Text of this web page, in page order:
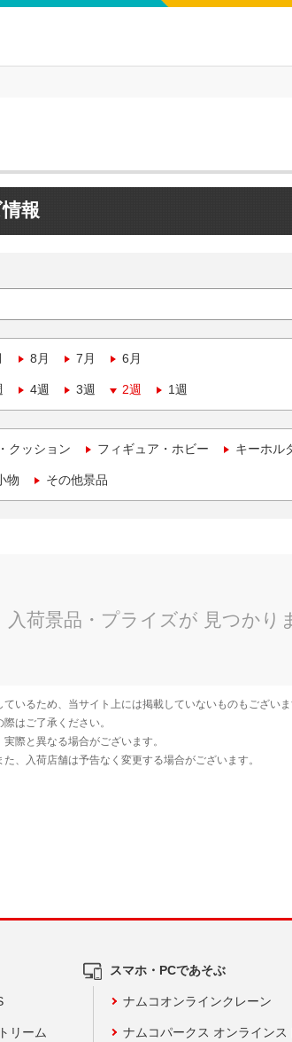
報
8月 7月 6月
4週 3週 2週 1週
クッション フィギュア・ホビー キーホル
物 その他景品
リーム
スマホ・PCであそぶ
ナムコオンラインクレーン
ナムコパークス オンラインス